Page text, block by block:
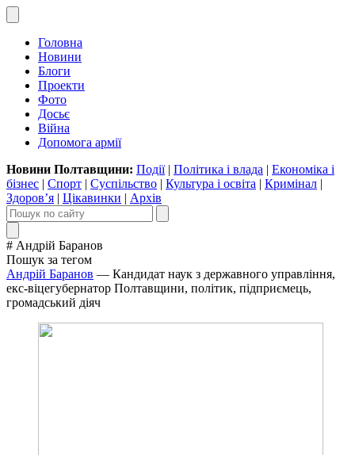
Головна
Новини
Блоги
Проекти
Фото
Досьє
Війна
Допомога армії
Новини Полтавщини: Події| Політика і влада | Економіка і
бізнес | Спорт | Суспільство | Культура і освіта | Кримінал |
Здоров’я | Цікавинки | Архів
# Андрій Баранов
Пошук за тегом
Андрій Баранов — Кандидат наук з державного управління,
екс-віцегубернатор Полтавщини, політик, підприємець,
громадський діяч